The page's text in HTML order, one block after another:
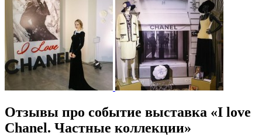
Отзывы про событие выставка «I love
Chanel. Частные коллекции»